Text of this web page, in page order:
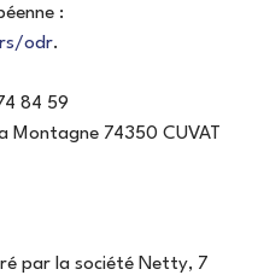
:
odr.
84 59
Montagne 74350 CUVAT
par la société Netty, 7